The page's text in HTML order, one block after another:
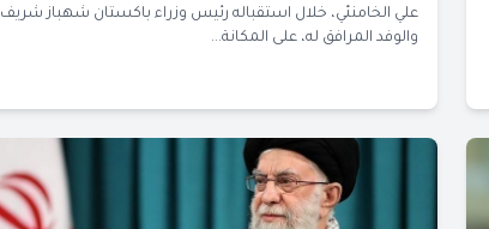
علي الخامنئي، خلال استقباله رئيس وزراء باكستان شهباز شريف
والوفد المرافق له، على المكانة...